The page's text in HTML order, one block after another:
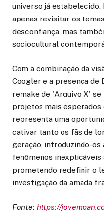
universo já
apenas revisitar os
desconfiança, mas
sociocultural
Com a combinação da
Coogler e a presença de
remake de 'Arquivo X' se
projetos mais esperados
representa uma
cativar tanto os fãs de
geração, introduzindo-os
fenômenos inexplicáveis
prometendo redefinir o
investigação da amada
Fonte: https://